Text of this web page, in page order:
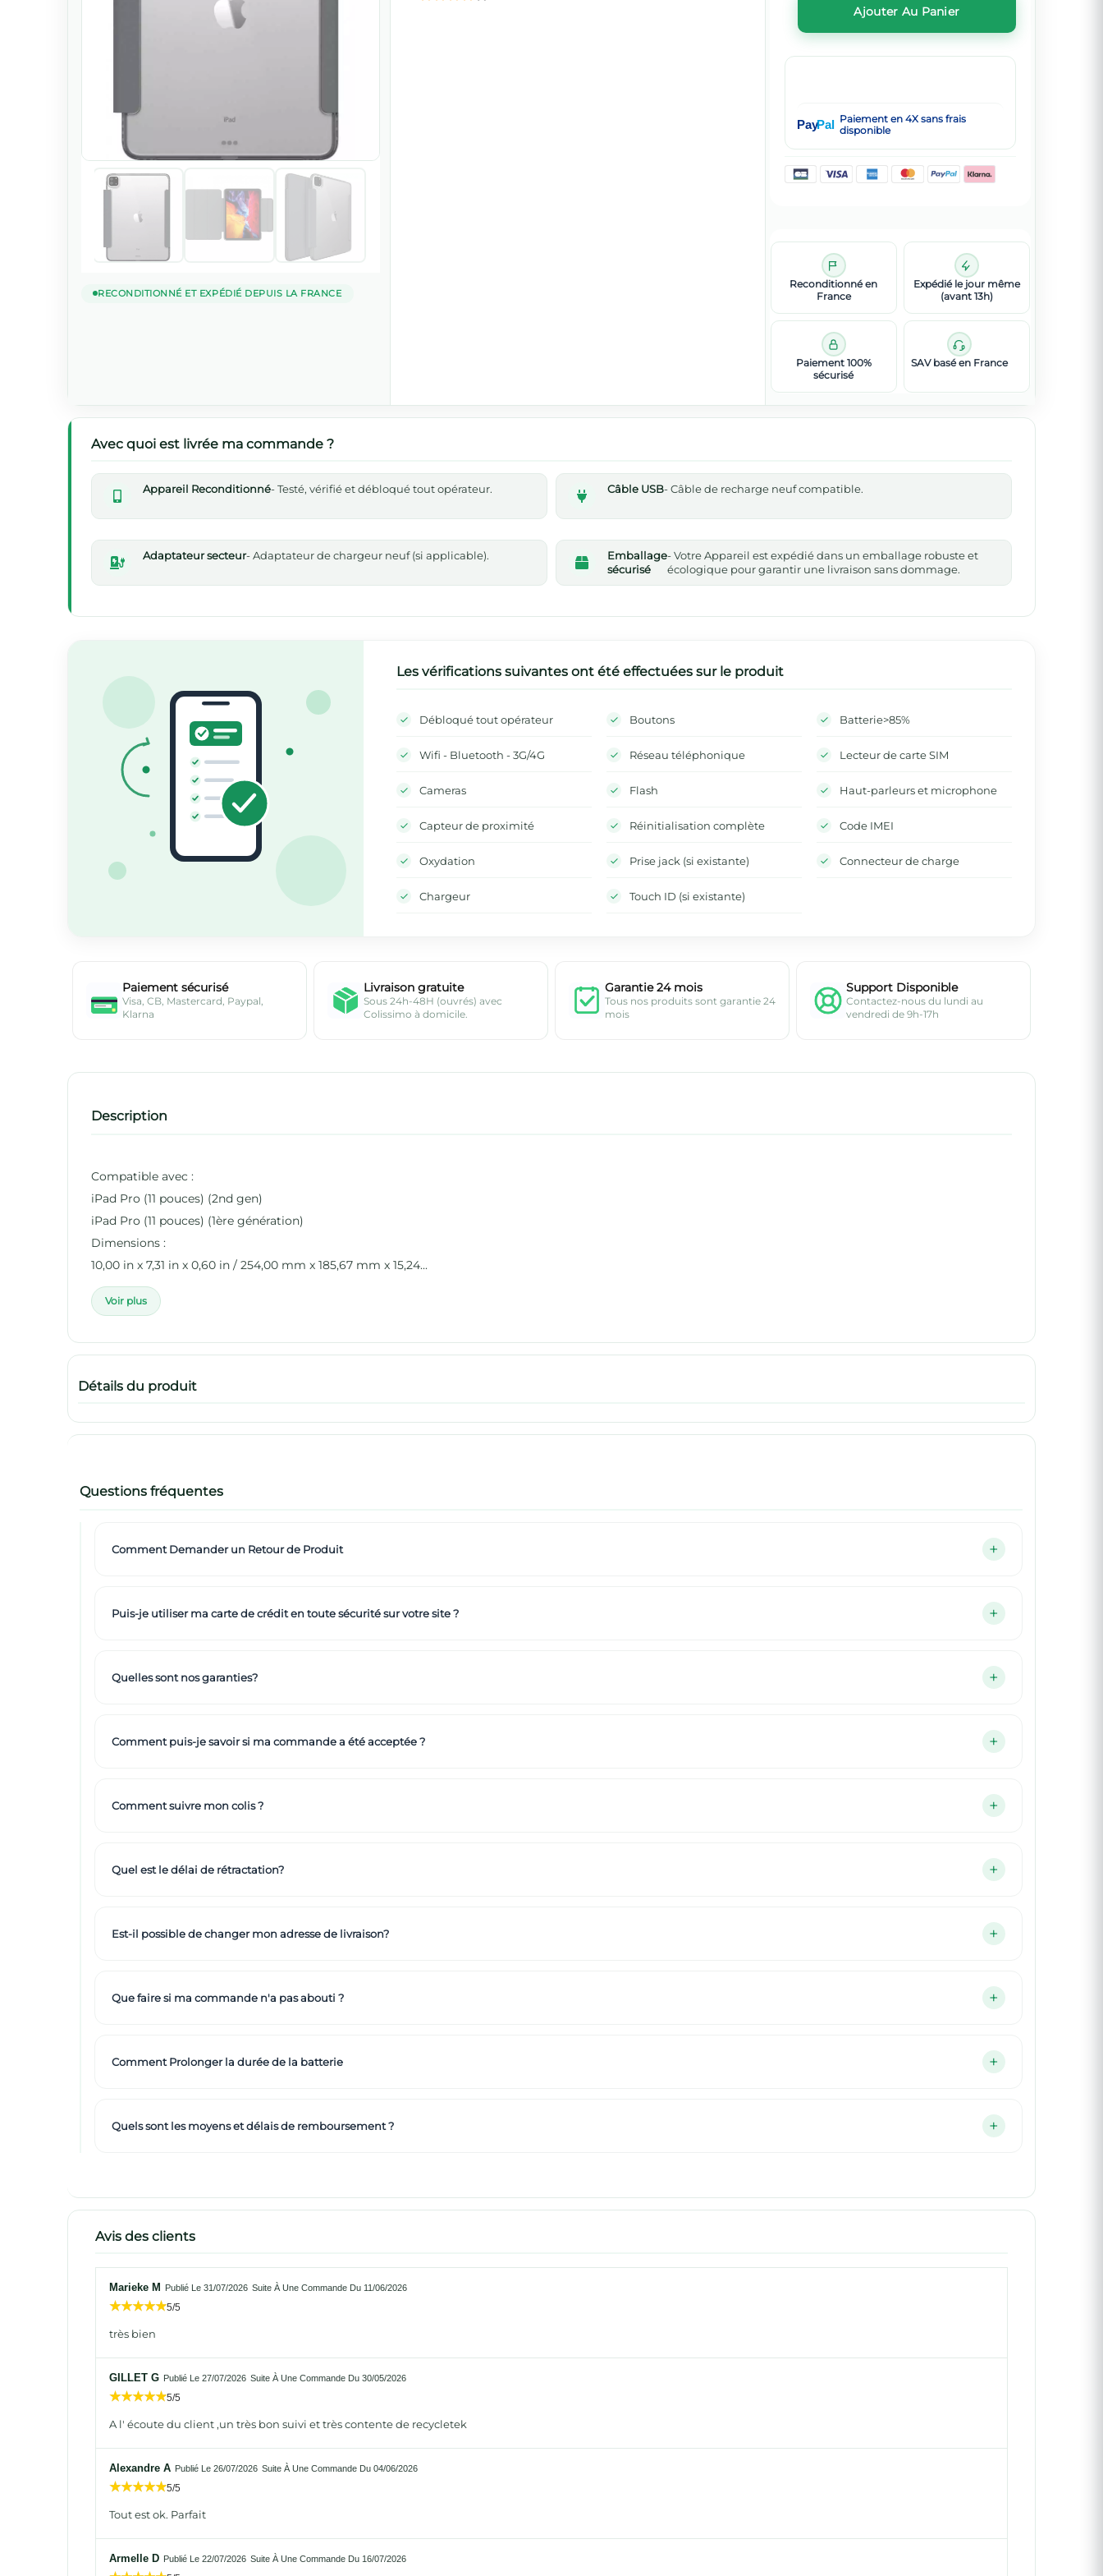
RECONDITIONNÉ ET EXPÉDIÉ DEPUIS LA FRANCE
Ajouter Au Panier
PayPal Paiement en 4X sans frais
disponible
Reconditionné en
France
Expédié le jour même
(avant 13h)
Paiement 100%
sécurisé
SAV basé en France
Avec quoi est livrée ma commande ?
Appareil Reconditionné- Testé, vérifié et débloqué tout opérateur. Câble USB- Câble de recharge neuf compatible.
Adaptateur secteur- Adaptateur de chargeur neuf (si applicable).
Emballage
sécurisé
- Votre Appareil est expédié dans un emballage robuste et
écologique pour garantir une livraison sans dommage.
Les vérifications suivantes ont été effectuées sur le produit
Débloqué tout opérateur Boutons Batterie>85%
Wifi - Bluetooth - 3G/4G Réseau téléphonique Lecteur de carte SIM
Cameras Flash Haut-parleurs et microphone
Capteur de proximité Réinitialisation complète Code IMEI
Oxydation Prise jack (si existante) Connecteur de charge
Chargeur Touch ID (si existante)
Paiement sécurisé
Visa, CB, Mastercard, Paypal,
Klarna
Livraison gratuite
Sous 24h-48H (ouvrés) avec
Colissimo à domicile.
Garantie 24 mois
Tous nos produits sont garantie 24
mois
Support Disponible
Contactez-nous du lundi au
vendredi de 9h-17h
Description
Compatible avec :
iPad Pro (11 pouces) (2nd gen)
iPad Pro (11 pouces) (1ère génération)
Dimensions :
10,00 in x 7,31 in x 0,60 in / 254,00 mm x 185,67 mm x 15,24...
Voir plus
Détails du produit
Questions fréquentes
Comment Demander un Retour de Produit
Puis-je utiliser ma carte de crédit en toute sécurité sur votre site ?
Quelles sont nos garanties?
Comment puis-je savoir si ma commande a été acceptée ?
Comment suivre mon colis ?
Quel est le délai de rétractation?
Est-il possible de changer mon adresse de livraison?
Que faire si ma commande n'a pas abouti ?
Comment Prolonger la durée de la batterie
Quels sont les moyens et délais de remboursement ?
Avis des clients
Marieke M Publié Le 31/07/2026 Suite À Une Commande Du 11/06/2026
5/5
très bien
GILLET G Publié Le 27/07/2026 Suite À Une Commande Du 30/05/2026
5/5
A l' écoute du client ,un très bon suivi et très contente de recycletek
Alexandre A Publié Le 26/07/2026 Suite À Une Commande Du 04/06/2026
5/5
Tout est ok. Parfait
Armelle D Publié Le 22/07/2026 Suite À Une Commande Du 16/07/2026